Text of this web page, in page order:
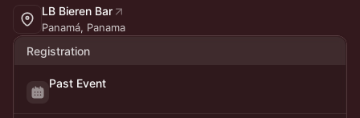
LB Bieren Bar
Panamá, Panama
Registration
Past Event